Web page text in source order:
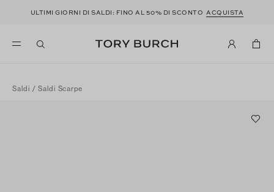
ULTIMI GIORNI DI SALDI: FINO AL 50% DI SCONTO ACQUISTA
Saldi / Saldi Scarpe